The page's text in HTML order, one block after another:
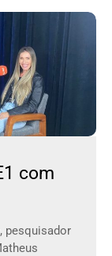
com
pesquisador